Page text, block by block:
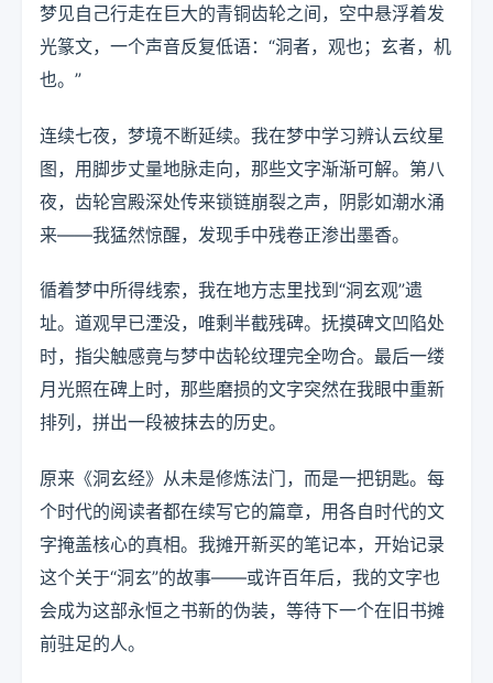
梦见自己行走在巨大的青铜齿轮之间，空中悬浮着发
光篆文，一个声音反复低语：“洞者，观也；玄者，机
也。”
连续七夜，梦境不断延续。我在梦中学习辨认云纹星
图，用脚步丈量地脉走向，那些文字渐渐可解。第八
夜，齿轮宫殿深处传来锁链崩裂之声，阴影如潮水涌
来——我猛然惊醒，发现手中残卷正渗出墨香。
循着梦中所得线索，我在地方志里找到“洞玄观”遗
址。道观早已湮没，唯剩半截残碑。抚摸碑文凹陷处
时，指尖触感竟与梦中齿轮纹理完全吻合。最后一缕
月光照在碑上时，那些磨损的文字突然在我眼中重新
排列，拼出一段被抹去的历史。
原来《洞玄经》从未是修炼法门，而是一把钥匙。每
个时代的阅读者都在续写它的篇章，用各自时代的文
字掩盖核心的真相。我摊开新买的笔记本，开始记录
这个关于“洞玄”的故事——或许百年后，我的文字也
会成为这部永恒之书新的伪装，等待下一个在旧书摊
前驻足的人。